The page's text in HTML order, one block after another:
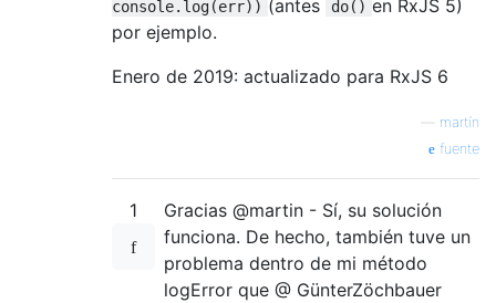
console.log(err)) (antes do() en RxJS 5)
por ejemplo.
Enero de 2019: actualizado para RxJS 6
martín
fuente
1
Gracias @martin - Sí, su solución
funciona. De hecho, también tuve un
problema dentro de mi método
logError que @ GünterZöchbauer